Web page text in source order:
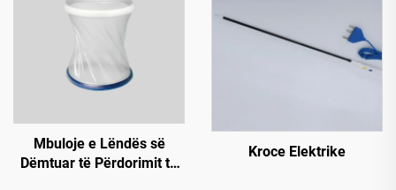
Mbuloje e Lëndës së
Dëmtuar të Përdorimit të
Kroce Elektrike